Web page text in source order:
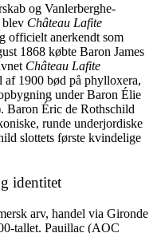
og Vanlerberghe-
blev Château Lafite
officielt anerkendt som
1868 købte Baron James
Château Lafite
af 1900 bød på phylloxera,
under Baron Élie
Baron Éric de Rothschild
runde underjordiske
slottets første kvindelige
identitet
arv, handel via Gironde
tallet. Pauillac (AOC